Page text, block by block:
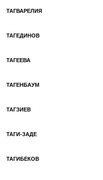
ТАГВАРЕЛИЯ
ТАГЕДИНОВ
ТАГЕЕВА
ТАГЕНБАУМ
ТАГЗИЕВ
ТАГИ-ЗАДЕ
ТАГИБЕКОВ